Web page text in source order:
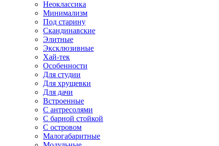
Неоклассика
Минимализм
Под старину
Скандинавские
Элитные
Эксклюзивные
Хай-тек
Особенности
Для студии
Для хрущевки
Для дачи
Встроенные
С антресолями
С барной стойкой
С островом
Малогабаритные